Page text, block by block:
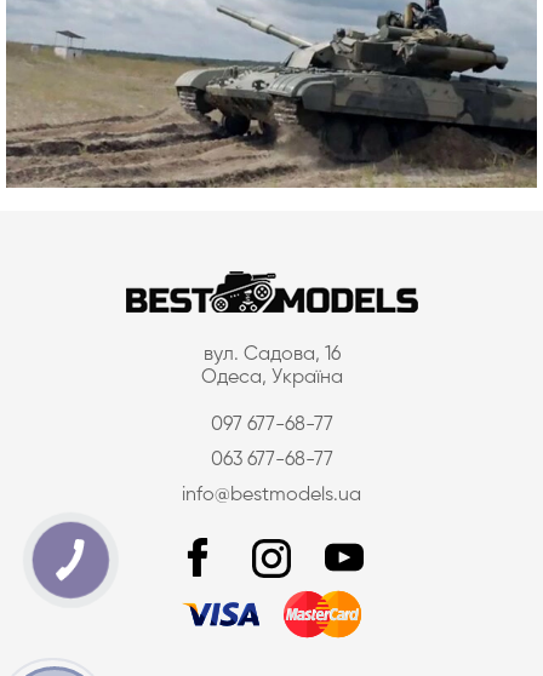
вул. Садова, 16
Одеса, Україна
097 677-68-77
063 677-68-77
info@bestmodels.ua